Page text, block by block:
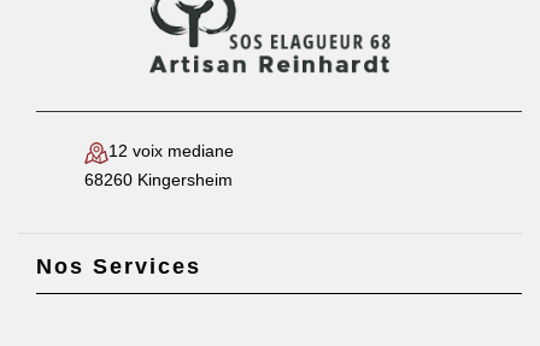
12 voix mediane
68260 Kingersheim
Nos Services